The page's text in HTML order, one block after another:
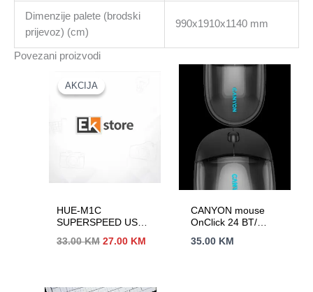
Dimenzije palete (brodski
prijevoz) (cm)
990x1910x1140 mm
Povezani proizvodi
AKCIJA
AKCIJA
HUE-M1C
SUPERSPEED USB-
33.00KM Izvorna
27.00 KM
CANYON mouse
OnClick 24 BT/
Transparent/Black
35.00 KM